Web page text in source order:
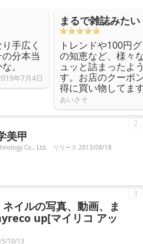
手広く
分本当
。
年7月4日
まるで雑誌みたい
トレンドや100円
の知恵など、様々
ュッと詰まったよ
す。お店のクーポ
得に買い物してま
あいさそ
美甲
Co., Ltd. リリース 2013/08/18
2
イルの写真、動画、ま
up[マイリコ アッ
10/13
3